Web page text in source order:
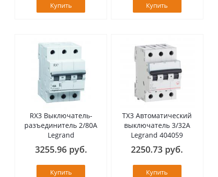
Купить Купить
RX3 Выключатель-
разъединитель 2/80А
Legrand
3255.96 руб.
Купить
TX3 Автоматический
выключатель 3/32А
Legrand 404059
2250.73 руб.
Купить